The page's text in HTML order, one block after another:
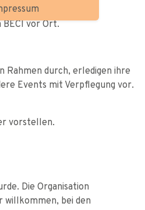
und Informatik. Die
vor Ort.
Rahmen durch, erledigen ihre
Events mit Verpflegung vor.
vorstellen.
Die Organisation
willkommen, bei den